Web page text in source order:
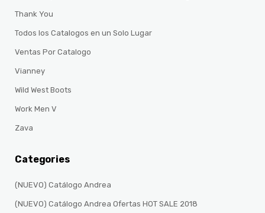
Thank You
Todos los Catalogos en un Solo Lugar
Ventas Por Catalogo
Vianney
Wild West Boots
Work Men V
Zava
Categories
(NUEVO) Catálogo Andrea
(NUEVO) Catálogo Andrea Ofertas HOT SALE 2018